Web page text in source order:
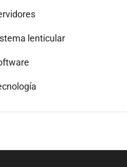
lenticular